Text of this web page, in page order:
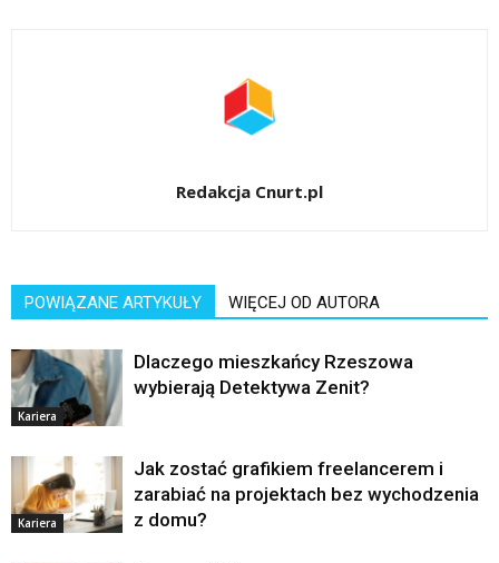
Redakcja Cnurt.pl
POWIĄZANE ARTYKUŁY WIĘCEJ OD AUTORA
Kariera
Dlaczego mieszkańcy Rzeszowa
wybierają Detektywa Zenit?
Kariera
Jak zostać grafikiem freelancerem i
zarabiać na projektach bez wychodzenia
z domu?